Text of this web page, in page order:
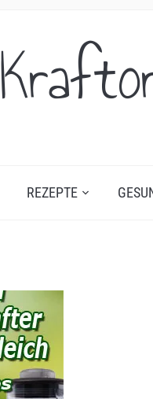
REZEPTE